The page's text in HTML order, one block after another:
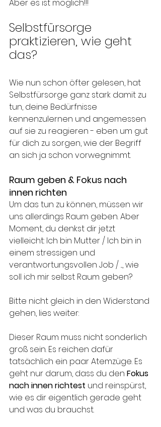
Aber es ist möglich!!!
Selbstfürsorge
praktizieren, wie geht
das?
Wie nun schon öfter gelesen, hat
Selbstfürsorge ganz stark damit zu
tun, deine Bedürfnisse
kennenzulernen und angemessen
auf sie zu reagieren - eben um gut
für dich zu sorgen, wie der Begriff
an sich ja schon vorwegnimmt.
Raum geben & Fokus nach
innen richten
Um das tun zu können, müssen wir
uns allerdings Raum geben. Aber
Moment, du denkst dir jetzt
vielleicht: Ich bin Mutter / Ich bin in
einem stressigen und
verantwortungsvollen Job / ..., wie
soll ich mir selbst Raum geben?
Bitte nicht gleich in den Widerstand
gehen, lies weiter:
Dieser Raum muss nicht sonderlich
groß sein. Es reichen dafür
tatsächlich ein paar Atemzüge. Es
geht nur darum, dass du den Fokus
nach innen richtest und reinspürst,
wie es dir eigentlich gerade geht
und was du brauchst.